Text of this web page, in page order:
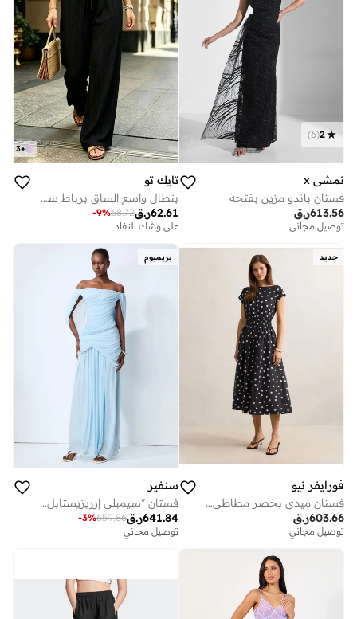
2
(
6
)
نمشي x
فستان باندو مزين بفتحة
ر.ق613.56
توصيل مجاني
+
3
تايك تو
بنطال واسع الساق برباط سحب - أسود
ر.ق62.61
68.72
-9%
على وشك النفاد
جديد
فورايفر نيو
فستان ميدي بخصر مطاطي من كالي
ر.ق603.66
توصيل مجاني
بريميوم
سنفير
فستان "سيمبلي إرريزيستابل" ماكسي باللون الأزرق مكشوف الكتفين بأكمام كاب وتصميم مزموم
ر.ق641.84
659.86
-3%
توصيل مجاني